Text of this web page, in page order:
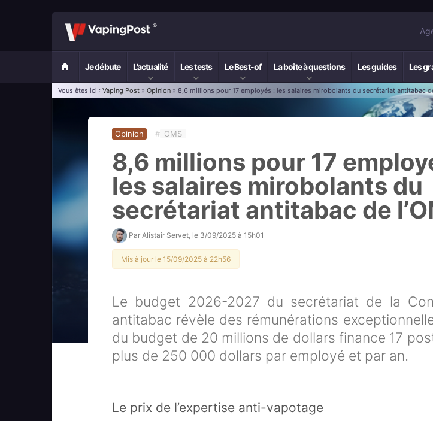
Je débute L’actualité Les tests Le Best-of La boîte à questions Les guides Les
Vous êtes ici : Vaping Post » Opinion » 8,6 millions pour 17 employés : les salaires mirobolants du secrétariat antitabac
Opinion # OMS
8,6 millions pour 17
les salaires mirobolants du
secrétariat antitabac de
Par Alistair Servet , le 3/09/2025 à 15h01
Mis à jour le 15/09/2025 à 22h56
Le budget 2026-2027 du secrétariat de la
antitabac révèle des rémunérations
du budget de 20 millions de dollars finance 17
plus de 250 000 dollars par employé et par an.
Le prix de l’expertise anti-vapotage